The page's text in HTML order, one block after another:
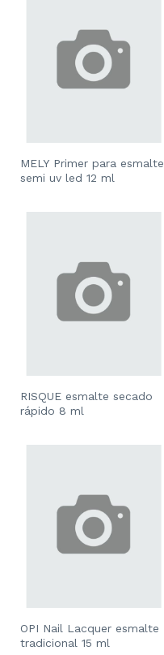
MELY Primer para esmalte
semi uv led 12 ml
RISQUE esmalte secado
rápido 8 ml
OPI Nail Lacquer esmalte
tradicional 15 ml